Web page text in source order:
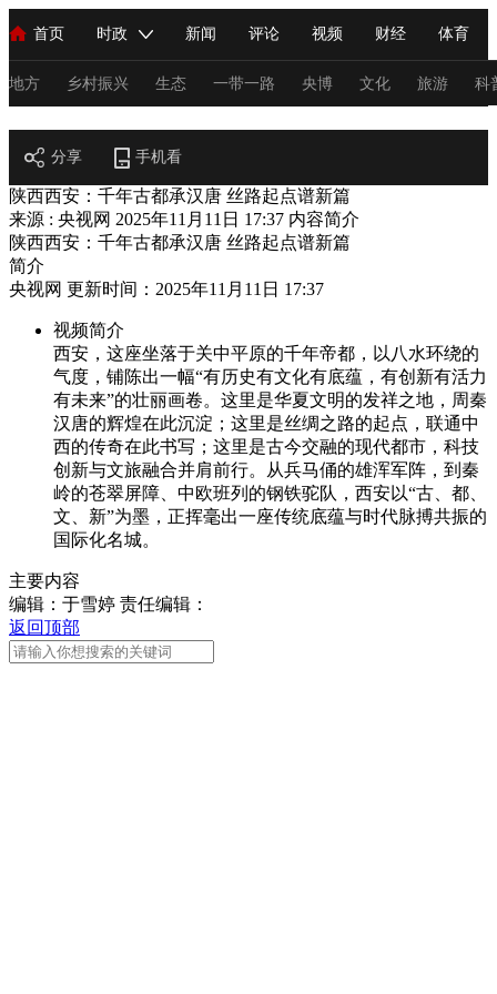
首页 时政 新闻 评论 视频 财经 体育
人民领袖习近平 联播+ 中国领导人 央视快评 习式妙语
直播 栏目大全 节目单 听音 微视频 主持人
海外频道 iPanda English Монгол
地方 乡村振兴 生态 一带一路 央博 文化 旅游 科
总台春晚 网络春晚
新闻 国内 国际 评论 经济
人民领袖习近平 联播+ 热解读
视频 小央视频 小央直播 直播中国 熊猫频道
现场 前线 比划 快看 蓝海中国 新兵请入列
体育 直播 竞猜 2026年世界杯 2026年冬奥会
VIP会员 CCTV奥林匹克频道 生活体育大会 体育江湖
财经 教育 乡村振兴 生态环境 一带一路 央博
大国智造
分享 手机看
陕西西安：千年古都承汉唐 丝路起点谱新篇
来源 : 央视网 2025年11月11日 17:37 内容简介
陕西西安：千年古都承汉唐 丝路起点谱新篇
简介
央视网 更新时间：2025年11月11日 17:37
视频简介
西安，这座坐落于关中平原的千年帝都，以八水环绕的
气度，铺陈出一幅“有历史有文化有底蕴，有创新有活力
有未来”的壮丽画卷。这里是华夏文明的发祥之地，周秦
汉唐的辉煌在此沉淀；这里是丝绸之路的起点，联通中
西的传奇在此书写；这里是古今交融的现代都市，科技
创新与文旅融合并肩前行。从兵马俑的雄浑军阵，到秦
岭的苍翠屏障、中欧班列的钢铁驼队，西安以“古、都、
文、新”为墨，正挥毫出一座传统底蕴与时代脉搏共振的
国际化名城。
主要内容
编辑：于雪婷 责任编辑：
返回顶部